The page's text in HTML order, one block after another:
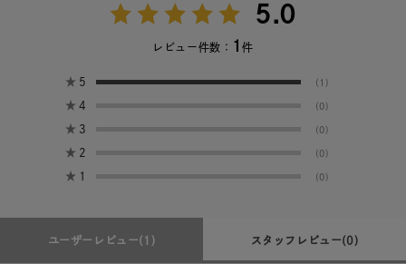
5.0
レビュー件数： 1件
★ 5 (1)
★ 4 (0)
★ 3 (0)
★ 2 (0)
★ 1 (0)
ユーザーレビュー(1) スタッフレビュー(0)